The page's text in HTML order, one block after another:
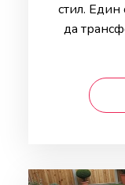
стил.
да